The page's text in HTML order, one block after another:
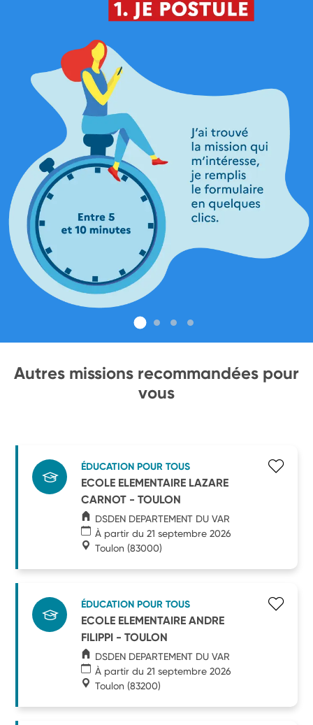
Autres missions recommandées pour
vous
ÉDUCATION POUR TOUS
ECOLE ELEMENTAIRE LAZARE
CARNOT - TOULON
DSDEN DEPARTEMENT DU VAR
À partir du 21 septembre 2026
Toulon (83000)
ÉDUCATION POUR TOUS
ECOLE ELEMENTAIRE ANDRE
FILIPPI - TOULON
DSDEN DEPARTEMENT DU VAR
À partir du 21 septembre 2026
Toulon (83200)